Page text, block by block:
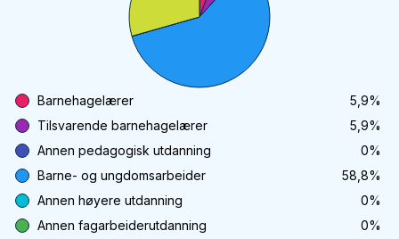
Barnehagelærer 5,9%
Tilsvarende barnehagelærer
5,9%
Annen pedagogisk utdanning
0%
Barne- og ungdomsarbeider
58,8%
Annen høyere utdanning
0%
Annen fagarbeiderutdanning
0%